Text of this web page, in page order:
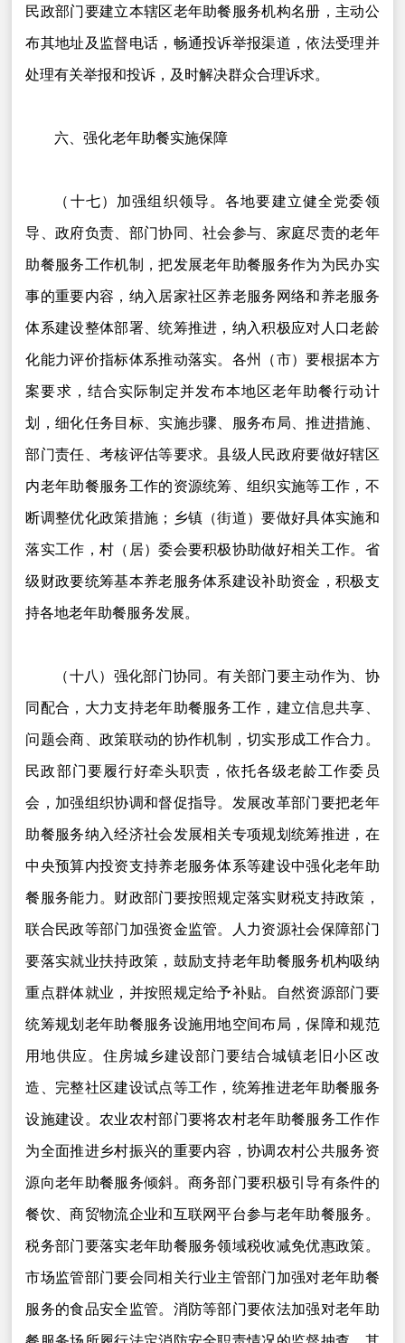
民政部门要建立本辖区老年助餐服务机构名册，主动公
布其地址及监督电话，畅通投诉举报渠道，依法受理并
处理有关举报和投诉，及时解决群众合理诉求。
六、强化老年助餐实施保障
（十七）加强组织领导。各地要建立健全党委领
导、政府负责、部门协同、社会参与、家庭尽责的老年
助餐服务工作机制，把发展老年助餐服务作为为民办实
事的重要内容，纳入居家社区养老服务网络和养老服务
体系建设整体部署、统筹推进，纳入积极应对人口老龄
化能力评价指标体系推动落实。各州（市）要根据本方
案要求，结合实际制定并发布本地区老年助餐行动计
划，细化任务目标、实施步骤、服务布局、推进措施、
部门责任、考核评估等要求。县级人民政府要做好辖区
内老年助餐服务工作的资源统筹、组织实施等工作，不
断调整优化政策措施；乡镇（街道）要做好具体实施和
落实工作，村（居）委会要积极协助做好相关工作。省
级财政要统筹基本养老服务体系建设补助资金，积极支
持各地老年助餐服务发展。
（十八）强化部门协同。有关部门要主动作为、协
同配合，大力支持老年助餐服务工作，建立信息共享、
问题会商、政策联动的协作机制，切实形成工作合力。
民政部门要履行好牵头职责，依托各级老龄工作委员
会，加强组织协调和督促指导。发展改革部门要把老年
助餐服务纳入经济社会发展相关专项规划统筹推进，在
中央预算内投资支持养老服务体系等建设中强化老年助
餐服务能力。财政部门要按照规定落实财税支持政策，
联合民政等部门加强资金监管。人力资源社会保障部门
要落实就业扶持政策，鼓励支持老年助餐服务机构吸纳
重点群体就业，并按照规定给予补贴。自然资源部门要
统筹规划老年助餐服务设施用地空间布局，保障和规范
用地供应。住房城乡建设部门要结合城镇老旧小区改
造、完整社区建设试点等工作，统筹推进老年助餐服务
设施建设。农业农村部门要将农村老年助餐服务工作作
为全面推进乡村振兴的重要内容，协调农村公共服务资
源向老年助餐服务倾斜。商务部门要积极引导有条件的
餐饮、商贸物流企业和互联网平台参与老年助餐服务。
税务部门要落实老年助餐服务领域税收减免优惠政策。
市场监管部门要会同相关行业主管部门加强对老年助餐
服务的食品安全监管。消防等部门要依法加强对老年助